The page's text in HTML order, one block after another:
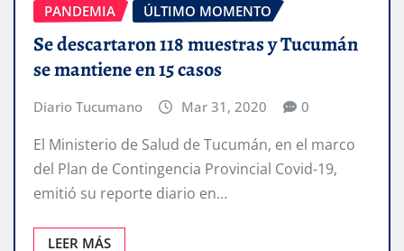
PANDEMIA ÚLTIMO MOMENTO
Se descartaron 118 muestras y Tucumán
se mantiene en 15 casos
Diario Tucumano Mar 31, 2020 0
El Ministerio de Salud de Tucumán, en el marco
del Plan de Contingencia Provincial Covid-19,
emitió su reporte diario en…
LEER MÁS